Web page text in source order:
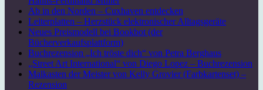
Ab in den Norden – Cuxhaven entdecken
Leiterplatten – Herzstück elektronischer Alltagsgeräte
Neues Preismodell bei Bookbot (der
Bücherverkaufsplattform)
Buchrezension „Ich tröste dich“ von Petra Berghaus
„Street Art International“ von Diego Lopez – Buchrezension
Malkasten der Meister von Kelly Grovier (Farbkartenset) –
Rezension